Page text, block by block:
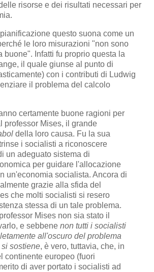
risorse e dei risultati necessari per
questo suona come un
le loro misurazioni "non sono
buone". Infatti fu proprio questa la
il quale giunse al punto di
con i contributi di Ludwig
il problema del calcolo
certamente buone ragioni per
professor Mises, il grande
della loro causa. Fu la sua
i socialisti a riconoscere
un adeguato sistema di
per guidare l'allocazione
un'economia socialista. Ancora di
grazie alla sfida del
che molti socialisti si resero
stessa di un tale problema.
Mises non sia stato il
e sebbene non tutti i socialisti
all'oscuro del problema
sostiene, è vero, tuttavia, che, in
continente europeo (fuori
di aver portato i socialisti ad